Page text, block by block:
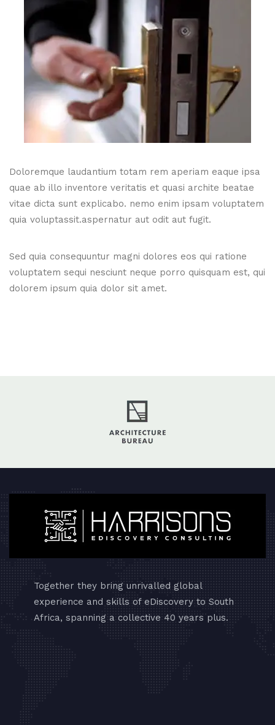
Doloremque laudantium totam rem aperiam eaque ipsa
quae ab illo inventore veritatis et quasi archite beatae
vitae dicta sunt explicabo. nemo enim ipsam voluptatem
quia voluptassit.aspernatur aut odit aut fugit.
Sed quia consequuntur magni dolores eos qui ratione
voluptatem sequi nesciunt neque porro quisquam est, qui
dolorem ipsum quia dolor sit amet.
Together they bring unrivalled global
experience and skills of eDiscovery to South
Africa, spanning a collective 40 years plus.